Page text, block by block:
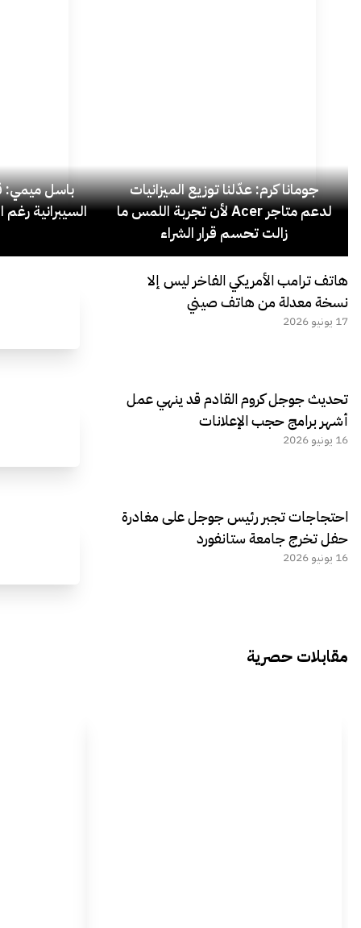
جومانا كرم: عدّلنا توزيع الميزانيات
لدعم متاجر Acer لأن تجربة اللمس ما
زالت تحسم قرار الشراء
باسل ميمي:
السيبرانية رغم
هاتف ترامب الأمريكي الفاخر ليس إلا
نسخة معدلة من هاتف صيني
17 يونيو 2026
تحديث جوجل كروم القادم قد ينهي عمل
أشهر برامج حجب الإعلانات
16 يونيو 2026
احتجاجات تجبر رئيس جوجل على مغادرة
حفل تخرج جامعة ستانفورد
16 يونيو 2026
مقابلات حصرية